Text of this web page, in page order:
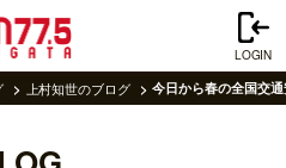
LOGIN
上村知世のブログ 今日から春の全国交